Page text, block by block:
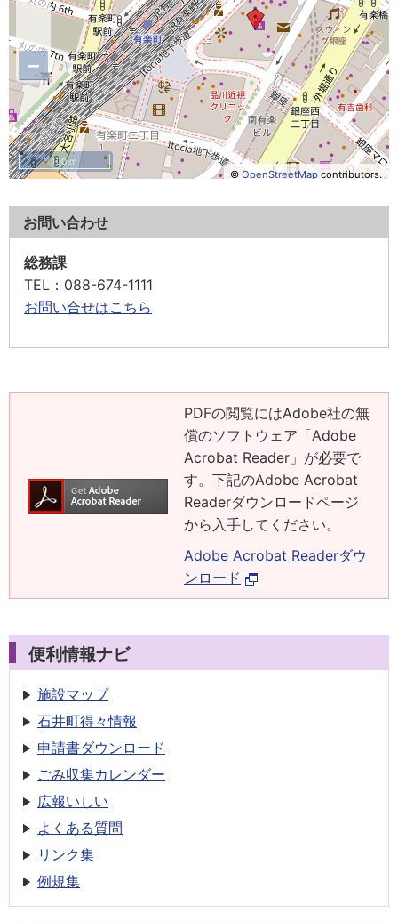
−
©OpenStreetMap contributors.
100 m
お問い合わせ
総務課
TEL ：088-674-1111
お問い合せはこちら
PDFの閲覧にはAdobe社の無
償のソフトウェア「Adobe
Acrobat Reader」が必要で
す。下記のAdobe Acrobat
Readerダウンロードページ
から入手してください。
Adobe Acrobat Readerダウ
ンロード
便利情報ナビ
施設マップ
石井町得々情報
申請書ダウンロード
ごみ収集カレンダー
広報いしい
よくある質問
リンク集
例規集